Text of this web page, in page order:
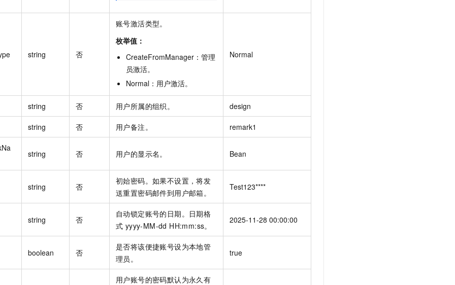
string 否
账号激活类型。
枚举值：
CreateFromManager ： 管理
员激活。
Normal ： 用户激活。
Normal
string 否 用户所属的组织。 design
string 否 用户备注。 remark1
string 否 用户的显示名。 Bean
string 否
初始密码。如果不设置，将发
送重置密码邮件到用户邮箱。
Test123****
string 否
自动锁定账号的日期。日期格
式 yyyy-MM-dd HH:mm:ss。
2025-11-28 00:00:00
boolean 否
是否将该便捷账号设为本地管
理员。
true
用户账号的密码默认为永久有